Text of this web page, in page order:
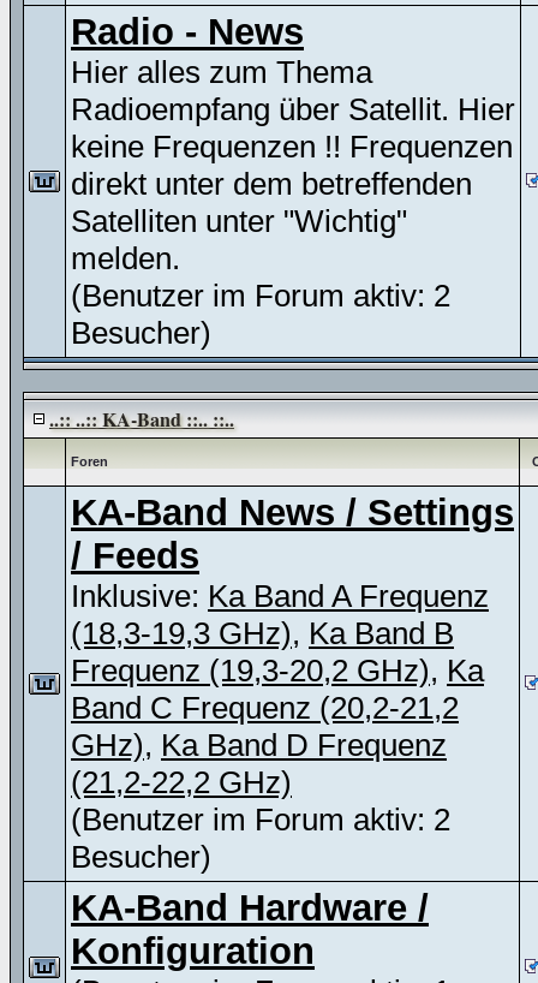
Radio - News
Hier alles zum Thema
Radioempfang über Satellit. Hier
keine Frequenzen !! Frequenzen
direkt unter dem betreffenden
Satelliten unter "Wichtig"
melden.
(Benutzer im Forum aktiv: 2
Besucher)
..:: ..:: KA-Band ::.. ::..
Foren
KA-Band News / Settings
/ Feeds
Inklusive: Ka Band A Frequenz
(18,3-19,3 GHz), Ka Band B
Frequenz (19,3-20,2 GHz), Ka
Band C Frequenz (20,2-21,2
GHz), Ka Band D Frequenz
(21,2-22,2 GHz)
(Benutzer im Forum aktiv: 2
Besucher)
KA-Band Hardware /
Konfiguration